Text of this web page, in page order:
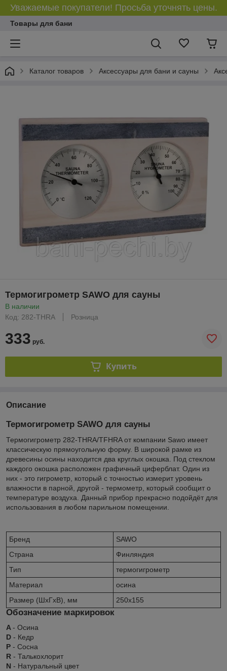
Уважаемые покупатели! Просьба уточнять цены.
Товары для бани
Каталог товаров Аксессуары для бани и сауны
Термогигрометр SAWO для сауны
В наличии
Код: 282-THRA
Розница
333 руб.
Купить
Описание
Термогигрометр SAWO для сауны
Термогигрометр 282-THRA/TFHRA от компании Sawo имеет
классическую прямоугольную форму. В широкой рамке из
древесины осины находится два круглых окошка. Под стеклом
каждого окошка расположен графичный циферблат. Один из
них - это гигрометр, который с точностью измерит уровень
влажности в парной, другой - термометр, который сообщит о
температуре воздуха. Данный прибор прекрасно подойдёт для
использования в любом парильном помещении.
Бренд
SAWO
Страна
Финляндия
Тип
термогигрометр
Материал
осина
Размер (ШxГxВ), мм
250x155
Обозначение маркировок
A- Осина
D - Кедр
P - Сосна
R - Талькохлорит
N - Натуральный цвет